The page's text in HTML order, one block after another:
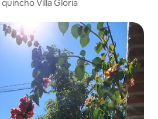
Villa Gloria